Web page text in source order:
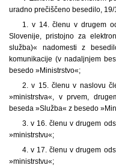
uradno prečiščeno besedilo,
1. v 14. členu v drugem
Slovenije, pristojno za
služba)« nadomesti z
komunikacije (v nadaljnjem
besedo »Ministrstvo«;
2. v 15. členu v naslovu
»ministrstva«, v prvem,
beseda »Služba« z besedo
3. v 16. členu v drugem
»ministrstvu«;
4. v 17. členu v drugem
»ministrstvu«;